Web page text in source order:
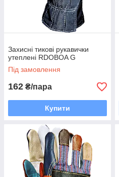
Захисні тикові рукавички
утеплені RDOBOA G
Під замовлення
162 ₴/пара
Купити